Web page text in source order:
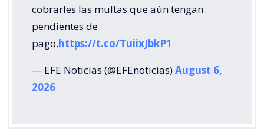
cobrarles las multas que aún tengan
pendientes de
pago.https://t.co/TuiixJbkP1
— EFE Noticias (@EFEnoticias)August 6,
2026